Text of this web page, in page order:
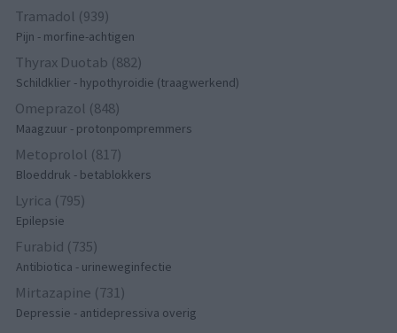
Tramadol (939)
Pijn - morfine-achtigen
Thyrax Duotab (882)
Schildklier - hypothyroidie (traagwerkend)
Omeprazol (848)
Maagzuur - protonpompremmers
Metoprolol (817)
Bloeddruk - betablokkers
Lyrica (795)
Epilepsie
Furabid (735)
Antibiotica - urineweginfectie
Mirtazapine (731)
Depressie - antidepressiva overig